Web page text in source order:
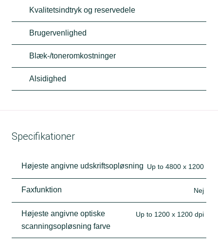
Kvalitetsindtryk og reservedele
Brugervenlighed
Blæk-/toneromkostninger
Alsidighed
Specifikationer
Højeste angivne udskriftsopløsning Up to 4800 x 1200
Faxfunktion Nej
Højeste angivne optiske
scanningsopløsning farve
Up to 1200 x 1200 dpi